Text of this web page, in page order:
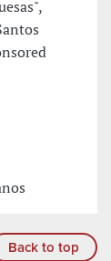
Back to top